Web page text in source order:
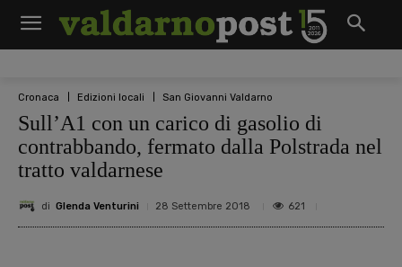
Cronaca Edizioni locali San Giovanni Valdarno
Sull’A1 con un carico di gasolio di
contrabbando, fermato dalla Polstrada nel
tratto valdarnese
di Glenda Venturini 28 Settembre 2018 621